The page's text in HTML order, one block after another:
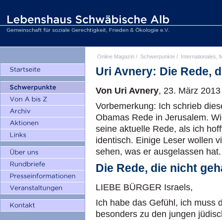
Online Magazin / Schwerpunkte / Internationales,
Uri Avnery: Die Rede,
Von Uri Avnery, 23. März 2013
Vorbemerkung: Ich schrieb
Obamas Rede in Jerusalem.
seine aktuelle Rede, als ich
identisch. Einige Leser wollen
sehen, was er ausgelassen hat.
Die Rede, die nicht
LIEBE BÜRGER Israels,
Ich habe das Gefühl, ich muss
besonders zu den jungen